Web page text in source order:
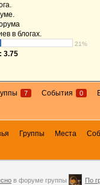
в блогах.
21%
3.75
7 События 0
Группы Места
в форуме группы По